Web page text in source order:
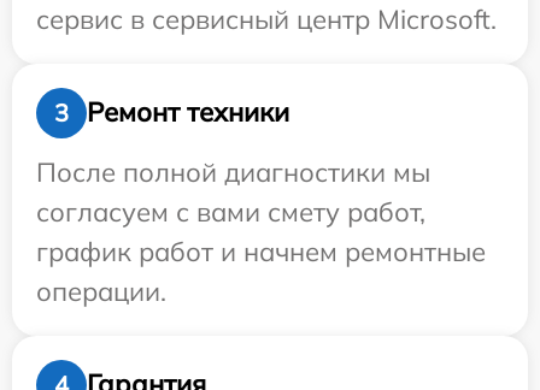
сервис в сервисный центр Microsoft.
3
Ремонт техники
После полной диагностики мы
согласуем с вами смету работ,
график работ и начнем ремонтные
операции.